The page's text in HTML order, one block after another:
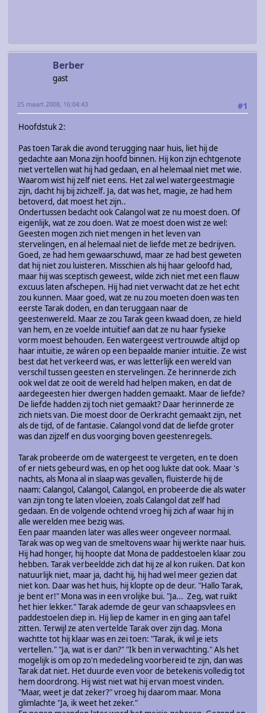
Berber
gast
#1
25 maart 2008, 16:04:43
Hoofdstuk 2:
Pas toen Tarak die avond terugging naar huis, liet hij de
gedachte aan Mona zijn hoofd binnen. Hij kon zijn echtgenote
niet vertellen wat hij had gedaan, en al helemaal niet met wie.
Waarom wist hij zelf niet eens. Het zal wel watergeestmagie
zijn, dacht hij bij zichzelf. Ja, dat was het, magie, ze had hem
betoverd, dat moest het zijn..
Ondertussen bedacht ook Calangol wat ze nu moest doen. Of
eigenlijk, wat ze zou doen. Wat ze moest doen wist ze wel:
Geesten mogen zich niet mengen in het leven van
stervelingen, en al helemaal niet de liefde met ze bedrijven.
Goed, ze had hem gewaarschuwd, maar ze had best geweten
dat hij niet zou luisteren. Misschien als hij haar geloofd had,
maar hij was sceptisch geweest, wilde zich niet met een flauw
excuus laten afschepen. Hij had niet verwacht dat ze het echt
zou kunnen. Maar goed, wat ze nu zou moeten doen was ten
eerste Tarak doden, en dan teruggaan naar de
geestenwereld. Maar ze zou Tarak geen kwaad doen, ze hield
van hem, en ze voelde intuïtief aan dat ze nu haar fysieke
vorm moest behouden. Een watergeest vertrouwde altijd op
haar intuïtie, ze wáren op een bepaalde manier intuïtie. Ze wist
best dat het verkeerd was, er was letterlijk een wereld van
verschil tussen geesten en stervelingen. Ze herinnerde zich
ook wel dat ze ooit de wereld had helpen maken, en dat de
aardegeesten hier dwergen hadden gemaakt. Maar de liefde?
De liefde hadden zij toch niet gemaakt? Daar herinnerde ze
zich niets van. Die moest door de Oerkracht gemaakt zijn, net
als de tijd, of de fantasie. Calangol vond dat de liefde groter
was dan zijzelf en dus voorging boven geestenregels.
Tarak probeerde om de watergeest te vergeten, en te doen
of er niets gebeurd was, en op het oog lukte dat ook. Maar 's
nachts, als Mona al in slaap was gevallen, fluisterde hij de
naam: Calangol, Calangol, Calangol, en probeerde die als water
van zijn tong te laten vloeien, zoals Calangol dat zelf had
gedaan. En de volgende ochtend vroeg hij zich af waar hij in
alle werelden mee bezig was.
Een paar maanden later was alles weer ongeveer normaal.
Tarak was op weg van de smeltovens waar hij werkte naar huis.
Hij had honger, hij hoopte dat Mona de paddestoelen klaar zou
hebben. Tarak verbeeldde zich dat hij ze al kon ruiken. Dat kon
natuurlijk niet, maar ja, dacht hij, hij had wel meer gezien dat
niet kon. Daar was het huis, hij klopte op de deur. "Hallo Tarak,
je bent er!" Mona was in een vrolijke bui. "Ja... Zeg, wat ruikt
het hier lekker." Tarak ademde de geur van schaapsvlees en
paddestoelen diep in. Hij liep de kamer in en ging aan tafel
zitten. Terwijl ze aten vertelde Tarak over zijn dag. Mona
wachtte tot hij klaar was en zei toen: "Tarak, ik wil je iets
vertellen." "Ja, wat is er dan?" "Ik ben in verwachting." Als het
mogelijk is om op zo'n mededeling voorbereid te zijn, dan was
Tarak dat niet. Het duurde even voor de betekenis volledig tot
hem doordrong. Hij wist niet wat hij ervan moest vinden.
"Maar, weet je dat zeker?" vroeg hij daarom maar. Mona
glimlachte "Ja, ik weet het zeker."